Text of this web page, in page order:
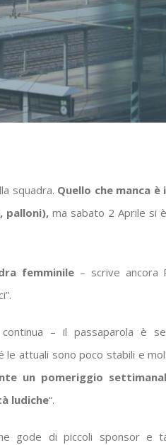
squadra. Quello che manca
palloni), ma sabato 2 Aprile si
femminile – scrive ancora
– il passaparola è
le attuali sono poco stabili e
un pomeriggio
ludiche“.
gode di piccoli sponsor e